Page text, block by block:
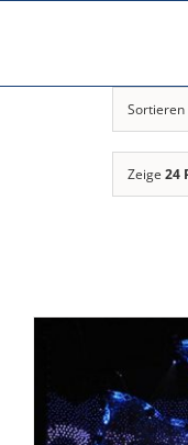
Sortieren
Zeige 24